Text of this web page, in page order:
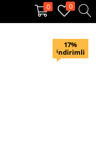
0 0
KAYIT OL
17%
indirimli